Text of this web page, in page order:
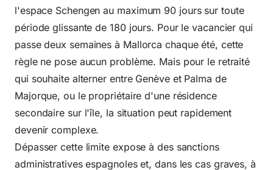
l'espace Schengen au maximum 90 jours sur toute
période glissante de 180 jours. Pour le vacancier qui
passe deux semaines à Mallorca chaque été, cette
règle ne pose aucun problème. Mais pour le retraité
qui souhaite alterner entre Genève et Palma de
Majorque, ou le propriétaire d'une résidence
secondaire sur l'île, la situation peut rapidement
devenir complexe.
Dépasser cette limite expose à des sanctions
administratives espagnoles et, dans les cas graves, à